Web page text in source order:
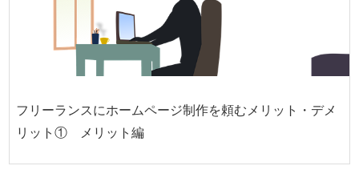
フリーランスにホームページ制作を頼むメリット・デメ
リット① メリット編